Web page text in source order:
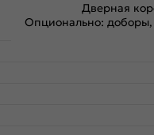
Дверная
Опционально: доборы,